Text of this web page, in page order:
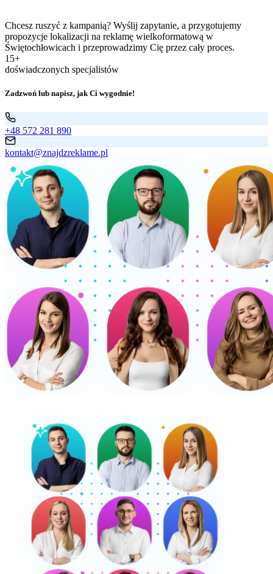
Chcesz ruszyć z kampanią? Wyślij zapytanie, a przygotujemy
propozycje lokalizacji na reklamę wielkoformatową w
Świętochłowicach i przeprowadzimy Cię przez cały proces.
15+
doświadczonych specjalistów
Zadzwoń lub napisz, jak Ci wygodnie!
+48 572 281 890
kontakt@znajdzreklame.pl